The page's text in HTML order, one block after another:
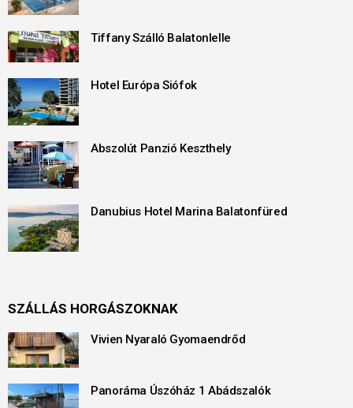
Tiffany Szálló Balatonlelle
Hotel Európa Siófok
Abszolút Panzió Keszthely
Danubius Hotel Marina Balatonfüred
SZÁLLÁS HORGÁSZOKNAK
Vivien Nyaraló Gyomaendrőd
Panoráma Úszóház 1 Abádszalók